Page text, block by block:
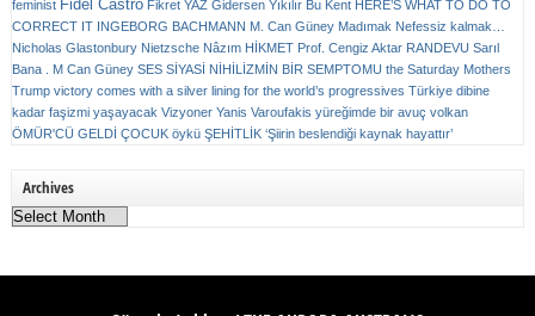
feminist Fidel Castro Fikret YAZ Gidersen Yıkılır Bu Kent HERE’S WHAT TO DO TO
CORRECT IT INGEBORG BACHMANN M. Can Güney Madımak Nefessiz kalmak…
Nicholas Glastonbury Nietzsche Nâzım HİKMET Prof. Cengiz Aktar RANDEVU Sarıl
Bana . M Can Güney SES SİYASİ NİHİLİZMİN BİR SEMPTOMU the Saturday Mothers
Trump victory comes with a silver lining for the world’s progressives Türkiye dibine
kadar faşizmi yaşayacak Vizyoner Yanis Varoufakis yüreğimde bir avuç volkan
ÖMÜR'CÜ GELDİ ÇOCUK öykü ŞEHİTLİK ‘Şiirin beslendiği kaynak hayattır’
Archives
Archives